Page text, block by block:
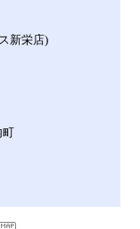
新栄店)
町